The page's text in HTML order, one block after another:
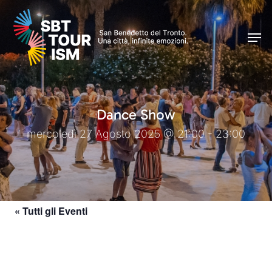
Skip
main
content
Dance Show
mercoledì 27 Agosto 2025 @ 21:00 - 23:00
« Tutti gli Eventi